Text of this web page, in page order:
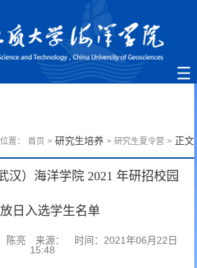
置： 首页 >研究生培养 > 研究生夏令营 >正文
汉）海洋学院 2021 年研招校园
日入选学生名单
陈亮 来源：
时间：2021年06月22日
15:48